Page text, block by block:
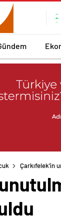
Çarkıfelek’in